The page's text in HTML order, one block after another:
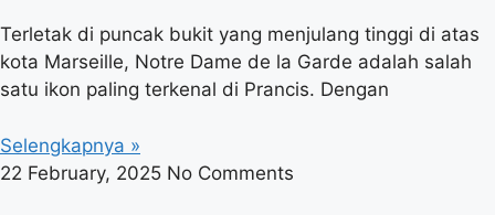
Terletak di puncak bukit yang menjulang tinggi di atas
kota Marseille, Notre Dame de la Garde adalah salah
satu ikon paling terkenal di Prancis. Dengan
Selengkapnya »
22 February, 2025 No Comments